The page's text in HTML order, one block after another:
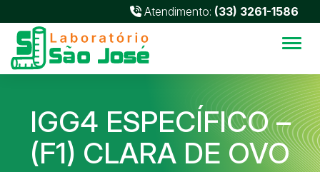
Atendimento: (33) 3261-1586
IGG4 ESPECÍFICO –
(F1) CLARA DE OVO